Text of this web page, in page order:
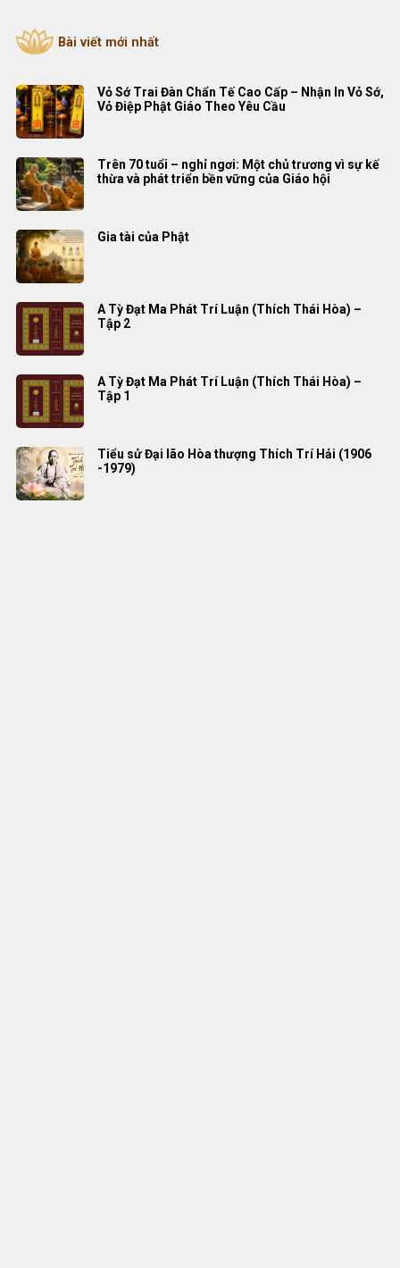
Bài viết mới nhất
Vỏ Sớ Trai Đàn Chẩn Tế Cao Cấp – Nhận In Vỏ Sớ,
Vỏ Điệp Phật Giáo Theo Yêu Cầu
Trên 70 tuổi – nghỉ ngơi: Một chủ trương vì sự kế
thừa và phát triển bền vững của Giáo hội
Gia tài của Phật
A Tỳ Đạt Ma Phát Trí Luận (Thích Thái Hòa) –
Tập 2
A Tỳ Đạt Ma Phát Trí Luận (Thích Thái Hòa) –
Tập 1
Tiểu sử Đại lão Hòa thượng Thích Trí Hải (1906
-1979)